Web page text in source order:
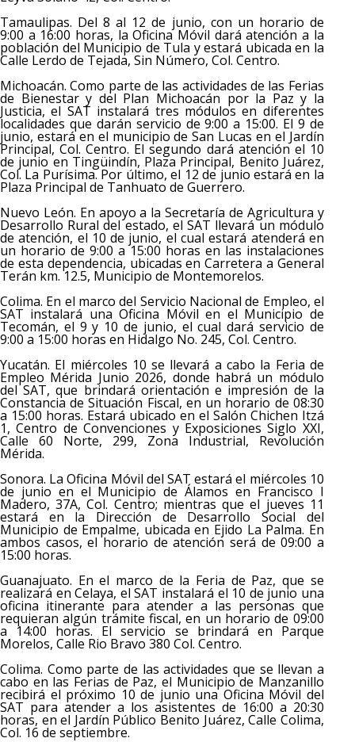
Tamaulipas. Del 8 al 12 de junio, con un horario de
9:00 a 16:00 horas, la Oficina Móvil dará atención a la
población del Municipio de Tula y estará ubicada en la
Calle Lerdo de Tejada, Sin Número, Col. Centro.
Michoacán. Como parte de las actividades de las Ferias
de Bienestar y del Plan Michoacán por la Paz y la
Justicia, el SAT instalará tres módulos en diferentes
localidades que darán servicio de 9:00 a 15:00. El 9 de
junio, estará en el municipio de San Lucas en el Jardín
Principal, Col. Centro. El segundo dará atención el 10
de junio en Tingüindín, Plaza Principal, Benito Juárez,
Col. La Purísima. Por último, el 12 de junio estará en la
Plaza Principal de Tanhuato de Guerrero.
Nuevo León. En apoyo a la Secretaría de Agricultura y
Desarrollo Rural del estado, el SAT llevará un módulo
de atención, el 10 de junio, el cual estará atenderá en
un horario de 9:00 a 15:00 horas en las instalaciones
de esta dependencia, ubicadas en Carretera a General
Terán km. 12.5, Municipio de Montemorelos.
Colima. En el marco del Servicio Nacional de Empleo, el
SAT instalará una Oficina Móvil en el Municipio de
Tecomán, el 9 y 10 de junio, el cual dará servicio de
9:00 a 15:00 horas en Hidalgo No. 245, Col. Centro.
Yucatán. El miércoles 10 se llevará a cabo la Feria de
Empleo Mérida Junio 2026, donde habrá un módulo
del SAT, que brindará orientación e impresión de la
Constancia de Situación Fiscal, en un horario de 08:30
a 15:00 horas. Estará ubicado en el Salón Chichen Itzá
1, Centro de Convenciones y Exposiciones Siglo XXI,
Calle 60 Norte, 299, Zona Industrial, Revolución
Mérida.
Sonora. La Oficina Móvil del SAT estará el miércoles 10
de junio en el Municipio de Álamos en Francisco I
Madero, 37A, Col. Centro; mientras que el jueves 11
estará en la Dirección de Desarrollo Social del
Municipio de Empalme, ubicada en Ejido La Palma. En
ambos casos, el horario de atención será de 09:00 a
15:00 horas.
Guanajuato. En el marco de la Feria de Paz, que se
realizará en Celaya, el SAT instalará el 10 de junio una
oficina itinerante para atender a las personas que
requieran algún trámite fiscal, en un horario de 09:00
a 14:00 horas. El servicio se brindará en Parque
Morelos, Calle Rio Bravo 380 Col. Centro.
Colima. Como parte de las actividades que se llevan a
cabo en las Ferias de Paz, el Municipio de Manzanillo
recibirá el próximo 10 de junio una Oficina Móvil del
SAT para atender a los asistentes de 16:00 a 20:30
horas, en el Jardín Público Benito Juárez, Calle Colima,
Col. 16 de septiembre.